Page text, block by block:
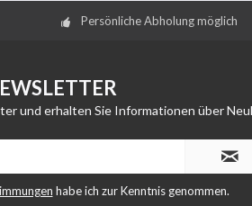
Persönliche Abholung möglich
und erhalten Sie Informationen über
habe ich zur Kenntnis genommen.